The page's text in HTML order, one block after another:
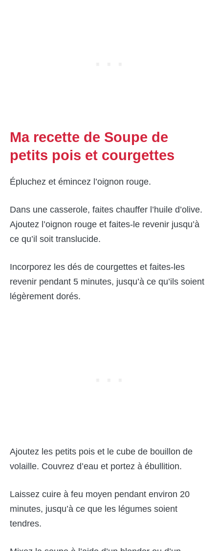
Ma recette de Soupe de
petits pois et courgettes
Épluchez et émincez l’oignon rouge.
Dans une casserole, faites chauffer l’huile d’olive.
Ajoutez l’oignon rouge et faites-le revenir jusqu’à
ce qu’il soit translucide.
Incorporez les dés de courgettes et faites-les
revenir pendant 5 minutes, jusqu’à ce qu’ils soient
légèrement dorés.
Ajoutez les petits pois et le cube de bouillon de
volaille. Couvrez d’eau et portez à ébullition.
Laissez cuire à feu moyen pendant environ 20
minutes, jusqu’à ce que les légumes soient
tendres.